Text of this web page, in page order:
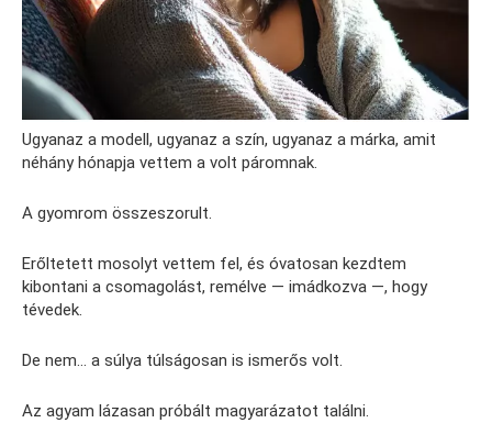
Ugyanaz a modell, ugyanaz a szín, ugyanaz a márka, amit
néhány hónapja vettem a volt páromnak.
A gyomrom összeszorult.
Erőltetett mosolyt vettem fel, és óvatosan kezdtem
kibontani a csomagolást, remélve — imádkozva —, hogy
tévedek.
De nem… a súlya túlságosan is ismerős volt.
Az agyam lázasan próbált magyarázatot találni.